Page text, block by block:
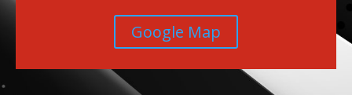
Google Map